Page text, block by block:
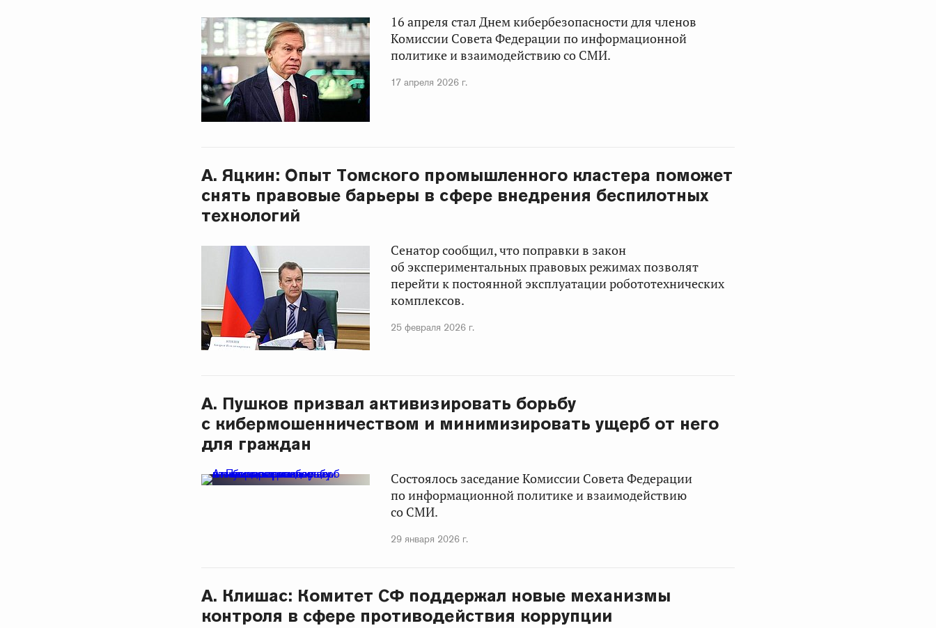
16 апреля стал Днем кибербезопасности для членов
Комиссии Совета Федерации по информационной
политике и взаимодействию со СМИ.
17 апреля 2026 г.
А. Яцкин: Опыт Томского промышленного кластера поможет
снять правовые барьеры в сфере внедрения беспилотных
технологий
Сенатор сообщил, что поправки в закон
об экспериментальных правовых режимах позволят
перейти к постоянной эксплуатации робототехнических
комплексов.
25 февраля 2026 г.
А. Пушков призвал активизировать борьбу
с кибермошенничеством и минимизировать ущерб от него
для граждан
Состоялось заседание Комиссии Совета Федерации
по информационной политике и взаимодействию
со СМИ.
29 января 2026 г.
А. Клишас: Комитет СФ поддержал новые механизмы
контроля в сфере противодействия коррупции